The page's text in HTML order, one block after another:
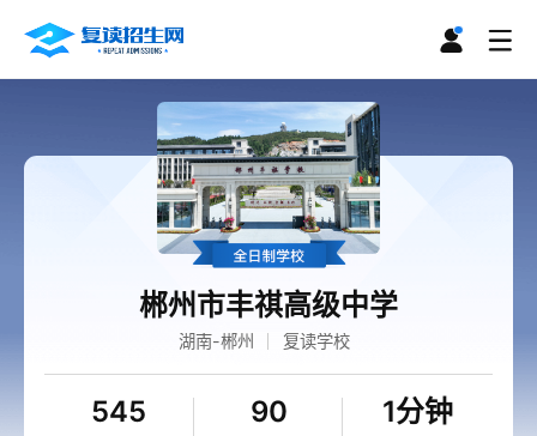
郴州市丰祺高级中学
湖南-郴州 复读学校
545 90 1分钟